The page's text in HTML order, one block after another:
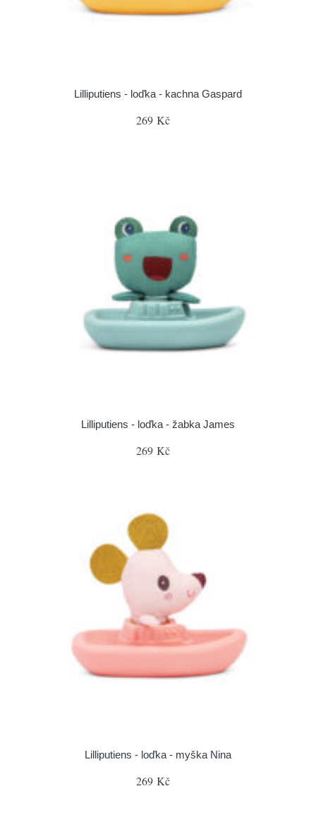
Lilliputiens - loďka - kachna Gaspard
269 Kč
Lilliputiens - loďka - žabka James
269 Kč
Lilliputiens - loďka - myška Nina
269 Kč